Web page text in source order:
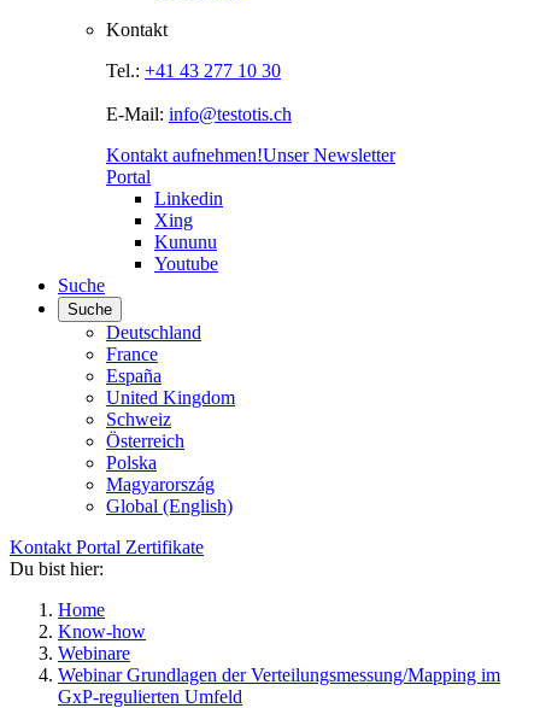
Kontakt
Tel.: +41 43 277 10 30
E-Mail: info@testotis.ch
Kontakt aufnehmen!Unser Newsletter
Portal
Linkedin
Xing
Kununu
Youtube
Suche
Suche
Deutschland
France
España
United Kingdom
Schweiz
Österreich
Polska
Magyarország
Global (English)
Kontakt Portal Zertifikate
Du bist hier:
Home
Know-how
Webinare
Webinar Grundlagen der Verteilungsmessung/Mapping im
GxP-regulierten Umfeld